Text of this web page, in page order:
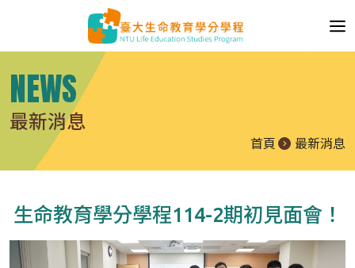
NEWS
最新消息
首頁 最新消息
生命教育學分學程114-2期初見面會！